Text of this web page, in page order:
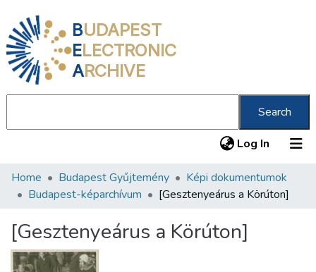
BUDAPEST
ELECTRONIC
ARCHIVE
Search
Log In (current)
Communities & Collections
Statistics
About us
Home Budapest Gyűjtemény
Képi dokumentumok
Budapest-képarchívum
[Gesztenyeárus a Körúton]
[Gesztenyeárus a Körúton]